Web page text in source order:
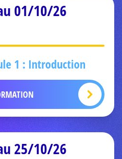
01/10/26
1 : Introduction
25/10/26